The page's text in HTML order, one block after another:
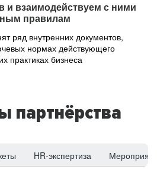
и взаимодействуем с ними
правилам
ряд внутренних документов,
нормах действующего
практиках бизнеса
партнёрства
HR-экспертиза